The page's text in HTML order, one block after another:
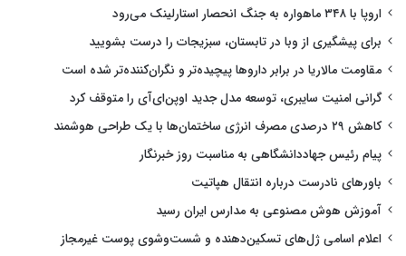
اروپا با ۳۴۸ ماهواره به جنگ انحصار استارلینک می‌رود
برای پیشگیری از وبا در تابستان، سبزیجات را درست بشویید
مقاومت مالاریا در برابر داروها پیچیده‌تر و نگران‌کننده‌تر شده است
گرانی امنیت سایبری، توسعه مدل جدید اوپن‌ای‌آی را متوقف کرد
کاهش ۲۹ درصدی مصرف انرژی ساختمان‌ها با یک طراحی هوشمند
پیام رئیس جهاددانشگاهی به مناسبت روز خبرنگار
باورهای نادرست درباره انتقال هپاتیت
آموزش هوش مصنوعی به مدارس ایران رسید
اعلام اسامی ژل‌های تسکین‌دهنده و شست‌وشوی پوست غیرمجاز